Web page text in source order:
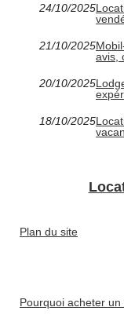
24/10/2025
21/10/2025
avis,
20/10/2025
18/10/2025
Plan du site
Pourquoi acheter un